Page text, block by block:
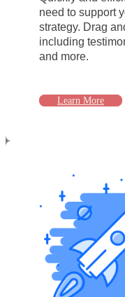
need to support
strategy. Drag
including
and more.
Learn More